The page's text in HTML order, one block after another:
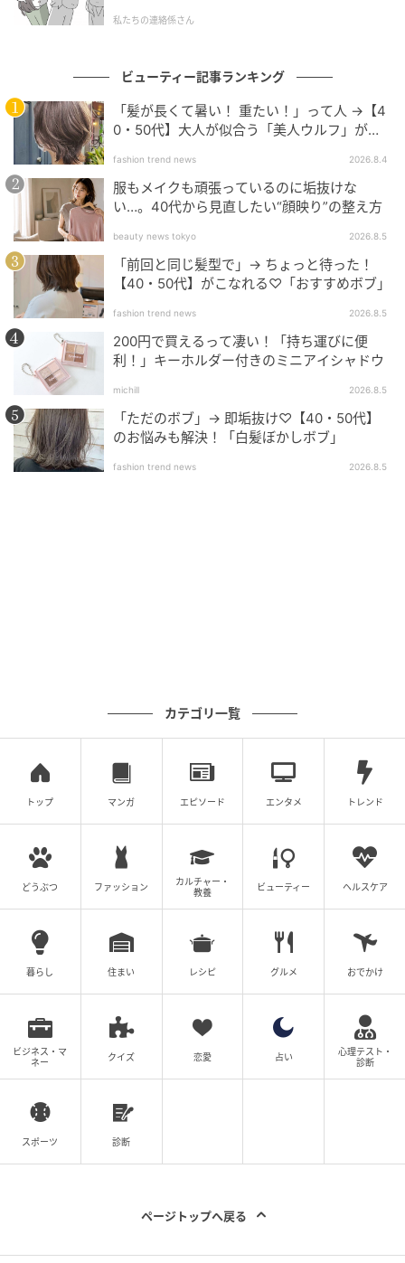
重見幸江さん（ヘア・メークアップアーティスト）
メリハリと独特のニュアンスで表現するヘアメークに
定評あり。女優やモデルからの指名多数。
薄いメッシュのような膜感がピタッと密着してハリ感
第2位は、ドモホルンリンクルの「美活肌エキス」。シ
上げします。［医薬部外品］30㎖ ￥11,000 （）
ベストコスメ審査員はここを評価！
私たちの連絡係さん
ビューティー記事ランキング
「髪が長くて暑い！ 重たい！」って人 →【4
0・50代】大人が似合う「美人ウルフ」がお
fashion trend news 2026.8.4
服もメイクも頑張っているのに垢抜けな
い…。40代から見直したい“顔映り”の整え方
beauty news tokyo 2026.8.5
「前回と同じ髪型で」→ ちょっと待った！
【40・50代】がこなれる♡「おすすめボブ」
fashion trend news 2026.8.5
200円で買えるって凄い！「持ち運びに便
利！」キーホルダー付きのミニアイシャドウ
michill 2026.8.5
「ただのボブ」→ 即垢抜け♡【40・50代】
のお悩みも解決！「白髪ぼかしボブ」
fashion trend news 2026.8.5
カテゴリ一覧
トップ マンガ エピソード エンタメ トレンド
どうぶつ ファッション
カルチャー・
教養
ビューティー ヘルスケア
暮らし 住まい レシピ グルメ おでかけ
ビジネス・マ
ネー
クイズ 恋愛 占い
心理テスト・
診断
スポーツ 診断
ページトップへ戻る